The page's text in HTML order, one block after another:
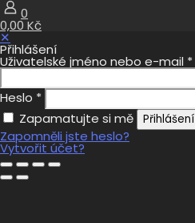
0
0,00 Kč
✕
Přihlášení
Uživatelské jméno nebo e-mail *
Heslo *
Zapamatujte si mě
Přihlášení
Zapomněli jste heslo?
Vytvořit účet?